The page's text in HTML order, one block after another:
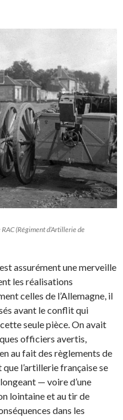
(Régiment d’Artillerie de
assurément une merveille
les réalisations
celles de l’Allemagne, il
avant le conflit qui
seule pièce. On avait
officiers avertis,
au fait des règlements de
l’artillerie française se
— voire d’une
lointaine et au tir de
dans les